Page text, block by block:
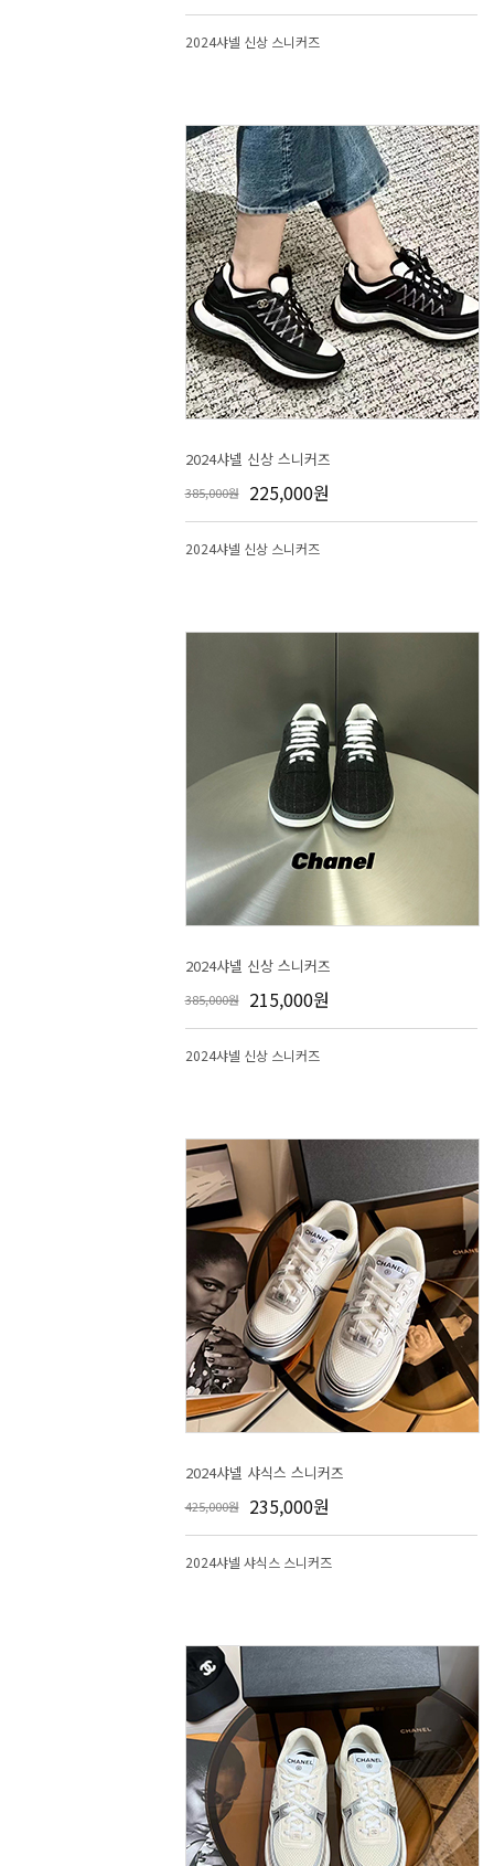
2024샤넬 신상 스니커즈
2024샤넬 신상 스니커즈
385,000원 225,000원
2024샤넬 신상 스니커즈
2024샤넬 신상 스니커즈
385,000원 215,000원
2024샤넬 신상 스니커즈
2024샤넬 샤식스 스니커즈
425,000원 235,000원
2024샤넬 샤식스 스니커즈